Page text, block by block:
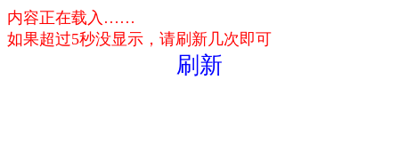
内容正在载入……
如果超过5秒没显示，请刷新几次即可
刷新